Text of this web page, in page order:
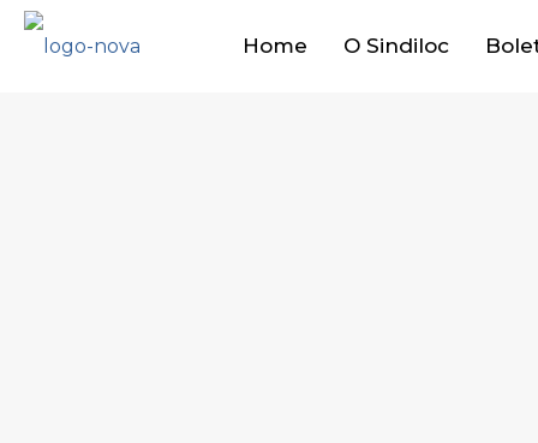
Home O Sindiloc